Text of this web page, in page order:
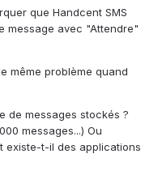
que Handcent SMS
message avec "Attendre"
même problème quand
de messages stockés ?
messages...) Ou
existe-t-il des applications